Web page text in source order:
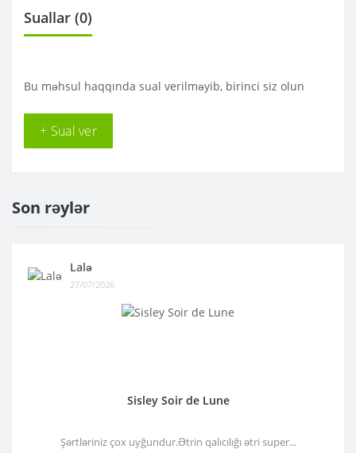
Suallar (0)
Bu məhsul haqqında sual verilməyib, birinci siz olun
+ Sual ver
Son rəylər
Lalə
27/07/2026
Sisley Soir de Lune
Şərtləriniz çox uyğundur.Ətrin qalıcılığı ətri super...